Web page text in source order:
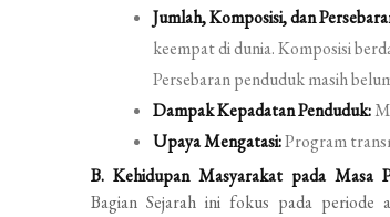
Jumlah, Komposisi, dan
keempat di dunia. Komposisi
Persebaran penduduk masih
Dampak Kepadatan Penduduk:
Upaya Mengatasi:Program
B. Kehidupan Masyarakat pada Masa
Bagian Sejarah ini fokus pada periode